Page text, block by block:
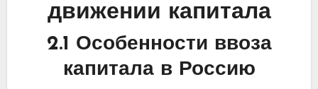
движении капитала
2.1 Особенности ввоза
капитала в Россию